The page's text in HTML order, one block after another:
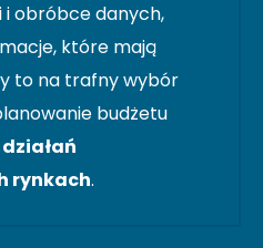
i obróbce danych,
które mają
to na trafny wybór
budżetu
rynkach.